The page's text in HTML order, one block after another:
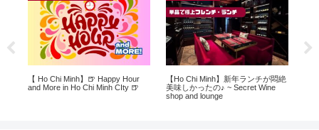
【 Ho Chi Minh】🍺 Happy Hour
and More in Ho Chi Minh CIty 🍺
【Ho Chi Minh】新年ランチが悶絶
美味しかったの♪ ~ Secret Wine
shop and lounge